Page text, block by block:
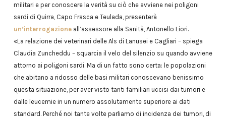
militari e per conoscere la verità su ciò che avviene nei poligoni
sardi di Quirra, Capo Frasca e Teulada, presenterà
un’interrogazioneall’assessore alla Sanità, Antonello Liori.
«La relazione dei veterinari delle Als di Lanusei e Cagliari – spiega
Claudia Zuncheddu – squarcia il velo del silenzio su quando avviene
attorno ai poligoni sardi. Ma di un fatto sono certa: le popolazioni
che abitano a ridosso delle basi militari conoscevano benissimo
questa situazione, per aver visto tanti familiari uccisi dai tumori e
dalle leucemie in un numero assolutamente superiore ai dati
standard. Perché noi tante volte parliamo di incidenza dei tumori, di